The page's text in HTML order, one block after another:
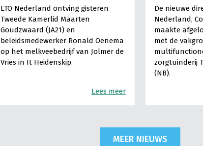
LTO Nederland ontving gisteren
Tweede Kamerlid Maarten
Goudzwaard (JA21) en
beleidsmedewerker Ronald Oenema
op het melkveebedrijf van Jolmer de
Vries in It Heidenskip.
Lees meer
De nieuwe
Nederland,
maakte
met de
zorgtuinderij
(NB).
MEER NIEUWS